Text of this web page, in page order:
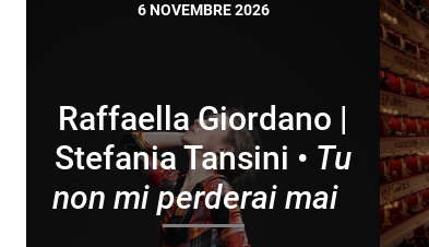
6 NOVEMBRE 2026
Raffaella Giordano |
Stefania Tansini • Tu
non mi perderai mai